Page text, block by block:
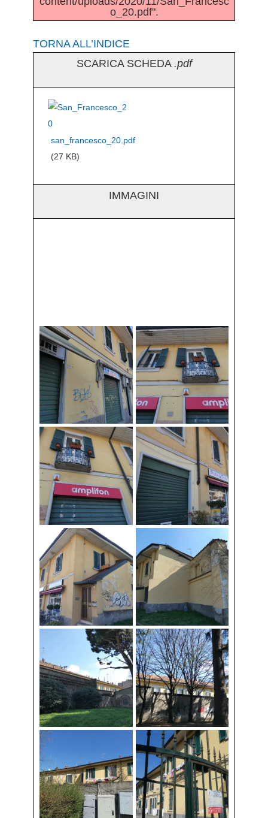
o_20.pdf".
TORNA ALL’INDICE
SCARICA SCHEDA .pdf
san_francesco_20.pdf
(27 KB)
IMMAGINI